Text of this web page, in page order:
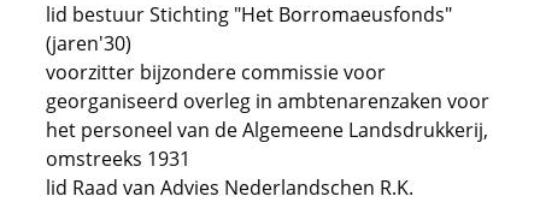
lid bestuur Stichting "Het Borromaeusfonds"
(jaren'30)
voorzitter bijzondere commissie voor
georganiseerd overleg in ambtenarenzaken voor
het personeel van de Algemeene Landsdrukkerij,
omstreeks 1931
lid Raad van Advies Nederlandschen R.K.